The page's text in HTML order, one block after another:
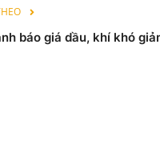
báo giá dầu, khí khó